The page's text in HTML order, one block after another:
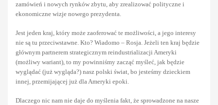
zamówień i nowych rynków zbytu, aby zrealizować polityczne i
ekonomiczne wizje nowego prezydenta.
Jest jeden kraj, który może zaoferować te możliwości, a jego interesy
nie są tu przeciwstawne. Kto? Wiadomo – Rosja. Jeżeli ten kraj będzie
głównym partnerem strategicznym reindustrializacji Ameryki
(możliwy wariant), to my powinniśmy zacząć myśleć, jak będzie
wyglądać (już wygląda?) nasz polski świat, bo jesteśmy dzieckiem
innej, przemijającej już dla Ameryki epoki.
Dlaczego nic nam nie daje do myślenia fakt, że sprowadzone na nasze